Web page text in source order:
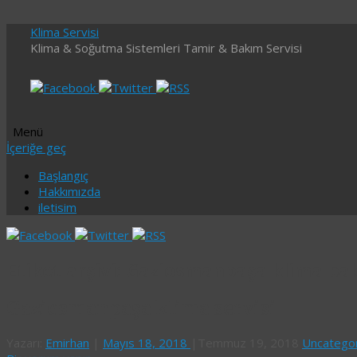
Klima Servisi
Klima & Soğutma Sistemleri Tamir & Bakım Servisi
Menü
İçeriğe geç
Başlangıç
Hakkımızda
iletisim
Emirhan Mayıs 18, 2018